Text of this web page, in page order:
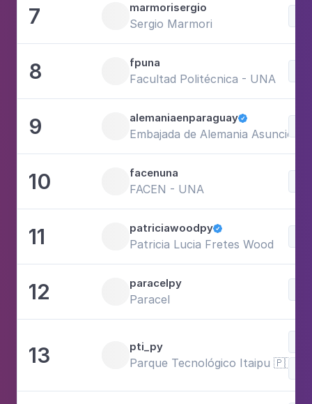
7 marmorisergio
Sergio Marmori
8 fpuna
Facultad Politécnica - UNA
9 alemaniaenparaguay
Embajada de Alemania Asuncion
10 facenuna
FACEN - UNA
11 patriciawoodpy
Patricia Lucia Fretes Wood
12 paracelpy
Paracel
13 pti_py
Parque Tecnológico Itaipu 🇵🇾